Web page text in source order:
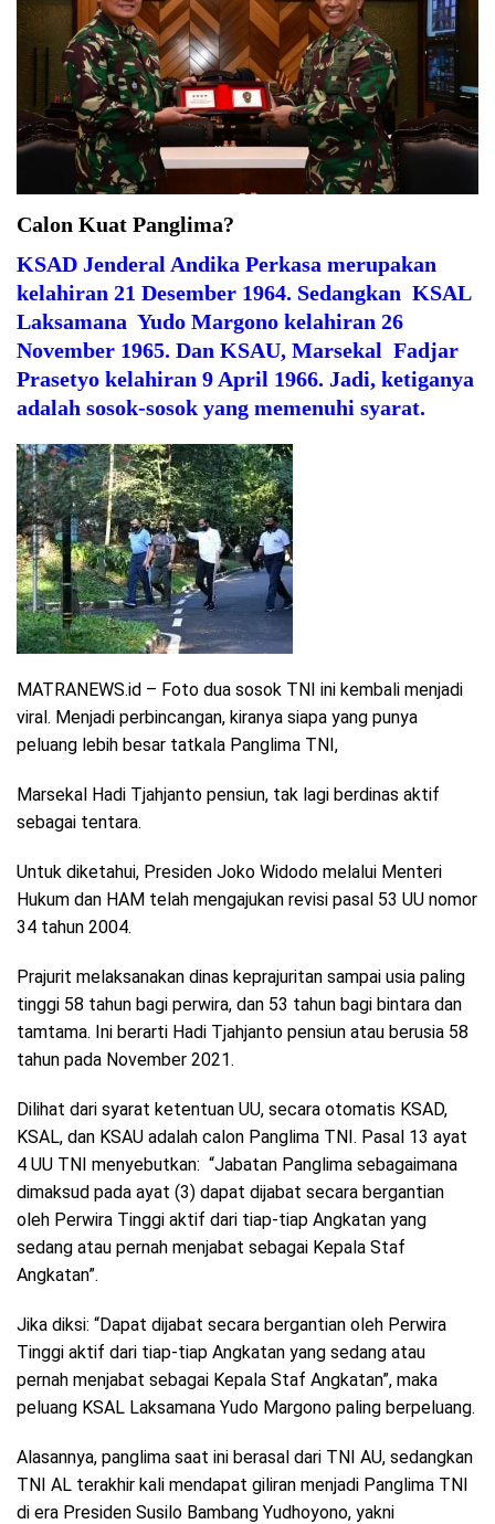
Calon Kuat Panglima?
KSAD Jenderal Andika Perkasa merupakan
kelahiran 21 Desember 1964. Sedangkan KSAL
Laksamana Yudo Margono kelahiran 26
November 1965. Dan KSAU, Marsekal Fadjar
Prasetyo kelahiran 9 April 1966. Jadi, ketiganya
adalah sosok-sosok yang memenuhi syarat.
MATRANEWS.id – Foto dua sosok TNI ini kembali menjadi
viral. Menjadi perbincangan, kiranya siapa yang punya
peluang lebih besar tatkala Panglima TNI,
Marsekal Hadi Tjahjanto pensiun, tak lagi berdinas aktif
sebagai tentara.
Untuk diketahui, Presiden Joko Widodo melalui Menteri
Hukum dan HAM telah mengajukan revisi pasal 53 UU nomor
34 tahun 2004.
Prajurit melaksanakan dinas keprajuritan sampai usia paling
tinggi 58 tahun bagi perwira, dan 53 tahun bagi bintara dan
tamtama. Ini berarti Hadi Tjahjanto pensiun atau berusia 58
tahun pada November 2021.
Dilihat dari syarat ketentuan UU, secara otomatis KSAD,
KSAL, dan KSAU adalah calon Panglima TNI. Pasal 13 ayat
4 UU TNI menyebutkan: “Jabatan Panglima sebagaimana
dimaksud pada ayat (3) dapat dijabat secara bergantian
oleh Perwira Tinggi aktif dari tiap-tiap Angkatan yang
sedang atau pernah menjabat sebagai Kepala Staf
Angkatan”.
Jika diksi: “Dapat dijabat secara bergantian oleh Perwira
Tinggi aktif dari tiap-tiap Angkatan yang sedang atau
pernah menjabat sebagai Kepala Staf Angkatan”, maka
peluang KSAL Laksamana Yudo Margono paling berpeluang.
Alasannya, panglima saat ini berasal dari TNI AU, sedangkan
TNI AL terakhir kali mendapat giliran menjadi Panglima TNI
di era Presiden Susilo Bambang Yudhoyono, yakni